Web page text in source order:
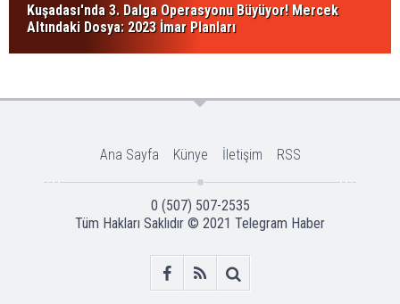
Kuşadası'nda 3. Dalga Operasyonu Büyüyor! Mercek
Altındaki Dosya: 2023 İmar Planları
Ana Sayfa Künye İletişim RSS
0 (507) 507-2535
Tüm Hakları Saklıdır © 2021 Telegram Haber